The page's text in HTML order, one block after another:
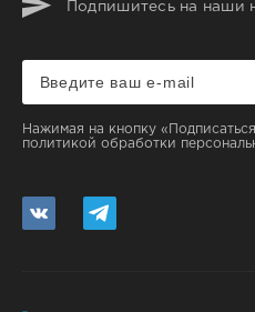
Подпишитесь на наши
Нажимая на кнопку
политикой обработки